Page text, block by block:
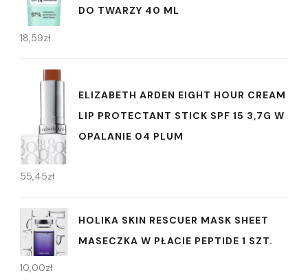
DO TWARZY 40 ML
18,59zł
ELIZABETH ARDEN EIGHT HOUR CREAM
LIP PROTECTANT STICK SPF 15 3,7G W
OPALANIE 04 PLUM
55,45zł
HOLIKA SKIN RESCUER MASK SHEET
MASECZKA W PŁACIE PEPTIDE 1 SZT.
10,00zł